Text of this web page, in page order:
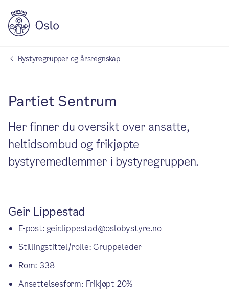
Bystyregrupper og årsregnskap
Partiet Sentrum
Her finner du oversikt over ansatte,
heltidsombud og frikjøpte
bystyremedlemmer i bystyregruppen.
Geir Lippestad
E-post: geir.lippestad@oslobystyre.no
Stillingstittel/rolle: Gruppeleder
Rom: 338
Ansettelsesform: Frikjøpt 20%